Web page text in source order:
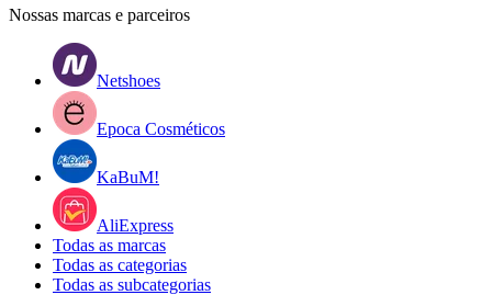
Nossas marcas e parceiros
Netshoes
Epoca Cosméticos
KaBuM!
AliExpress
Todas as marcas
Todas as categorias
Todas as subcategorias